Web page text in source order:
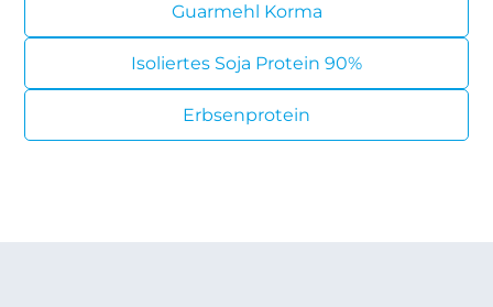
Guarmehl Korma
Isoliertes Soja Protein 90%
Erbsenprotein